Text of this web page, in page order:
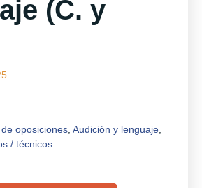
(C. y
oposiciones Audición y lenguaje
/ técnicos